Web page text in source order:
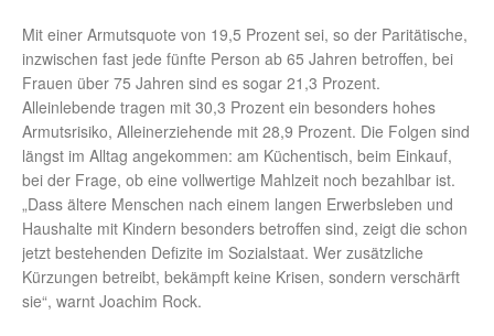
Mit einer Armutsquote von 19,5 Prozent sei, so der Paritätische,
inzwischen fast jede fünfte Person ab 65 Jahren betroffen, bei
Frauen über 75 Jahren sind es sogar 21,3 Prozent.
Alleinlebende tragen mit 30,3 Prozent ein besonders hohes
Armutsrisiko, Alleinerziehende mit 28,9 Prozent. Die Folgen sind
längst im Alltag angekommen: am Küchentisch, beim Einkauf,
bei der Frage, ob eine vollwertige Mahlzeit noch bezahlbar ist.
„Dass ältere Menschen nach einem langen Erwerbsleben und
Haushalte mit Kindern besonders betroffen sind, zeigt die schon
jetzt bestehenden Defizite im Sozialstaat. Wer zusätzliche
Kürzungen betreibt, bekämpft keine Krisen, sondern verschärft
sie“, warnt Joachim Rock.